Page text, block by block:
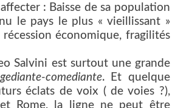
: Baisse de sa population
le pays le plus « vieillissant »
économique, fragilités
Salvini est surtout une grande
comediante. Et quelque
éclats de voix ( de voies ?),
Rome, la ligne ne peut être